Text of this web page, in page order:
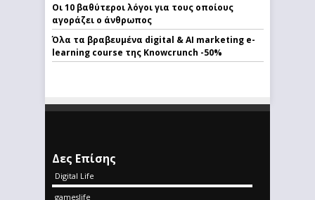
Οι 10 βαθύτεροι λόγοι για τους οποίους
αγοράζει ο άνθρωπος
Όλα τα βραβευμένα digital & AI marketing e-
learning course της Knowcrunch -50%
Δες Επίσης
Digital Life
gameslife